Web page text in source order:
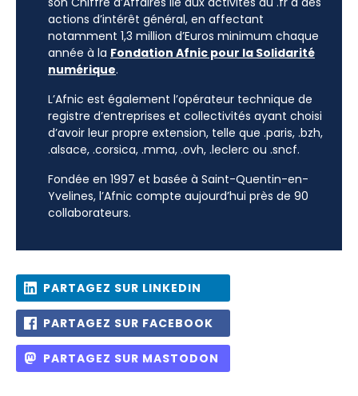
actions d’intérêt général, en affectant
notamment 1,3 million d’Euros minimum chaque
année à la Fondation Afnic pour la Solidarité
numérique.
L’Afnic est également l’opérateur technique de
registre d’entreprises et collectivités ayant choisi
d’avoir leur propre extension, telle que .paris, .bzh,
.alsace, .corsica, .mma, .ovh, .leclerc ou .sncf.
Fondée en 1997 et basée à Saint-Quentin-en-
Yvelines, l’Afnic compte aujourd’hui près de 90
collaborateurs.
PARTAGEZ SUR LINKEDIN
PARTAGEZ SUR FACEBOOK
PARTAGEZ SUR MASTODON